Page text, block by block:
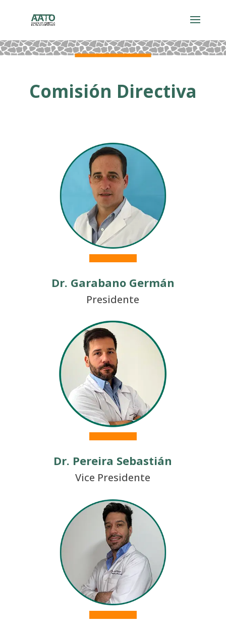
Comisión Directiva
Dr. Garabano Germán
Presidente
Dr. Pereira Sebastián
Vice Presidente